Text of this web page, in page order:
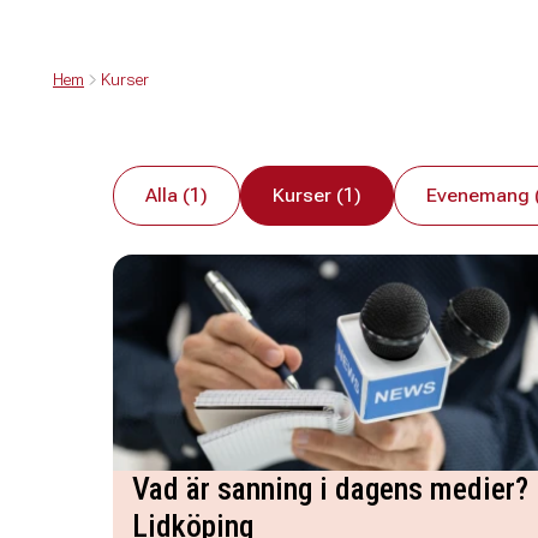
Hem Kurser
Alla (1) Kurser (1) Evenemang
Vad är sanning i dagens medier?
Lidköping